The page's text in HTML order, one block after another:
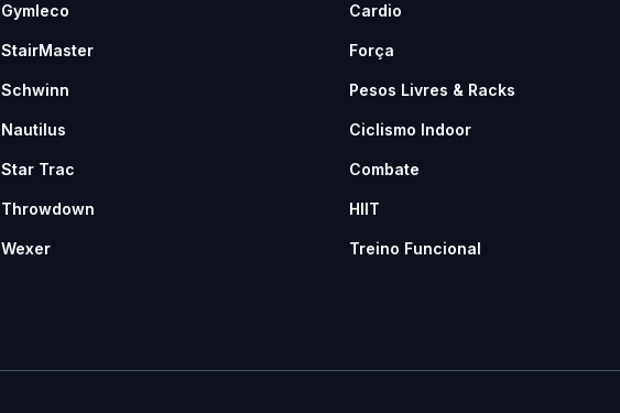
Gymleco
StairMaster
Schwinn
Nautilus
Star Trac
Throwdown
Wexer
Cardio
Força
Pesos Livres & Racks
Ciclismo Indoor
Combate
HIIT
Treino Funcional